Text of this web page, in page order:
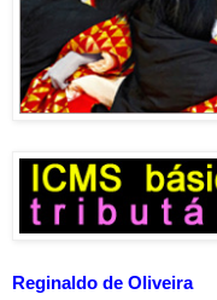
Reginaldo de Oliveira